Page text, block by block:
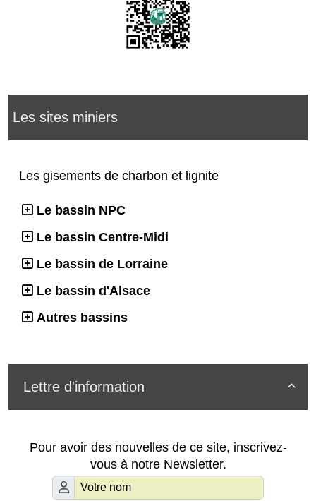
Les sites miniers
Les gisements de charbon et lignite
Le bassin NPC
Le bassin Centre-Midi
Le bassin de Lorraine
Le bassin d'Alsace
Autres bassins

Lettre d'information
Pour avoir des nouvelles de ce site, inscrivez-
vous à notre Newsletter.